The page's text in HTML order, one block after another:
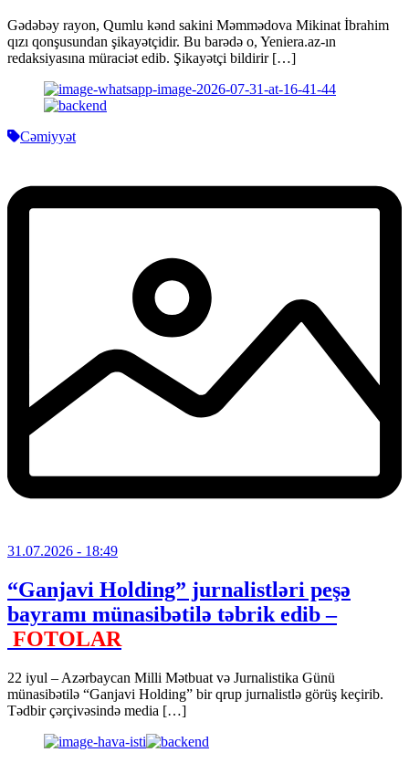
Gədəbəy rayon, Qumlu kənd sakini Məmmədova Mikinat İbrahim
qızı qonşusundan şikayətçidir. Bu barədə o, Yeniera.az-ın
redaksiyasına müraciət edib. Şikayətçi bildirir […]
Cəmiyyət
31.07.2026 - 18:49
“Ganjavi Holding” jurnalistləri peşə
bayramı münasibətilə təbrik edib –
FOTOLAR
22 iyul – Azərbaycan Milli Mətbuat və Jurnalistika Günü
münasibətilə “Ganjavi Holding” bir qrup jurnalistlə görüş keçirib.
Tədbir çərçivəsində media […]